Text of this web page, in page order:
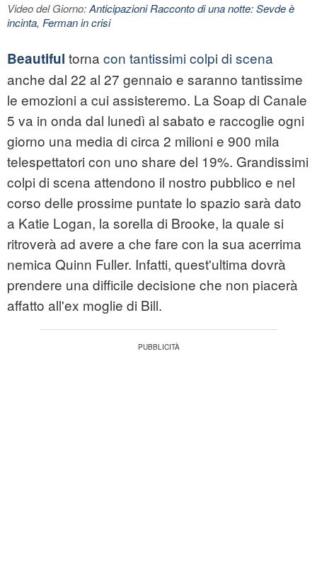
Video del Giorno:Anticipazioni Racconto di una notte: Sevde è
incinta, Ferman in crisi
Beautiful torna con tantissimi colpi di scena
anche dal 22 al 27 gennaio e saranno tantissime
le emozioni a cui assisteremo. La Soap di Canale
5 va in onda dal lunedì al sabato e raccoglie ogni
giorno una media di circa 2 milioni e 900 mila
telespettatori con uno share del 19%. Grandissimi
colpi di scena attendono il nostro pubblico e nel
corso delle prossime puntate lo spazio sarà dato
a Katie Logan, la sorella di Brooke, la quale si
ritroverà ad avere a che fare con la sua acerrima
nemica Quinn Fuller. Infatti, quest'ultima dovrà
prendere una difficile decisione che non piacerà
affatto all'ex moglie di Bill.